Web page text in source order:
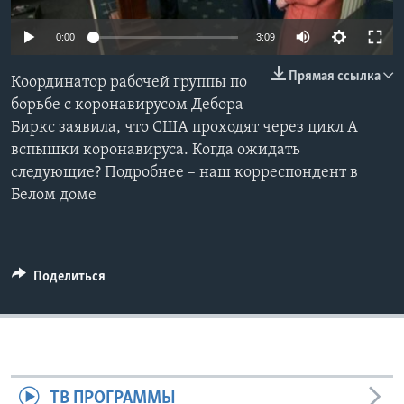
Learning English
СОЦИАЛЬНЫЕ СЕТИ
Языки
0:00 3:09
Прямая ссылка
Координатор рабочей группы по
борьбе с коронавирусом Дебора
Биркс заявила, что США проходят через цикл А
вспышки коронавируса. Когда ожидать
следующие? Подробнее – наш корреспондент в
Белом доме
Поделиться
ТВ ПРОГРАММЫ